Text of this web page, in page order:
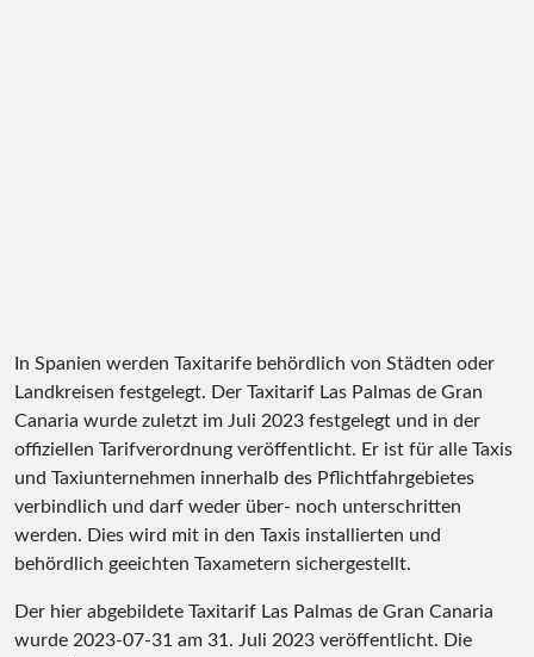
In Spanien werden Taxitarife behördlich von Städten oder
Landkreisen festgelegt. Der Taxitarif Las Palmas de Gran
Canaria wurde zuletzt im Juli 2023 festgelegt und in der
offiziellen Tarifverordnung veröffentlicht. Er ist für alle Taxis
und Taxiunternehmen innerhalb des Pflichtfahrgebietes
verbindlich und darf weder über- noch unterschritten
werden. Dies wird mit in den Taxis installierten und
behördlich geeichten Taxametern sichergestellt.
Der hier abgebildete Taxitarif Las Palmas de Gran Canaria
wurde 2023-07-31 am 31. Juli 2023 veröffentlicht. Die